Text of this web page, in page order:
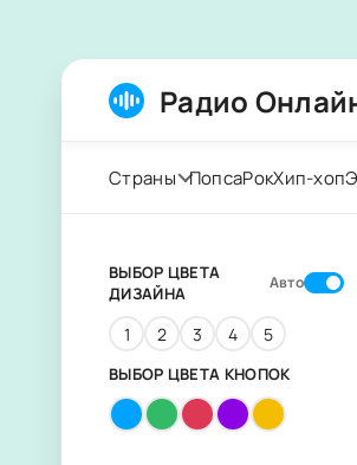
Радио
Страны ПопсаРокХип-хоп
ВЫБОР ЦВЕТА
ДИЗАЙНА
Авто
1 2 3 4 5
ВЫБОР ЦВЕТА КНОПОК